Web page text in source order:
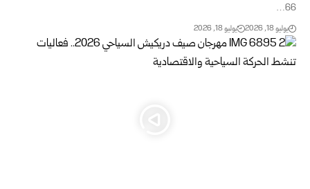
66…
يوليو 18, 2026 يوليو 18, 2026